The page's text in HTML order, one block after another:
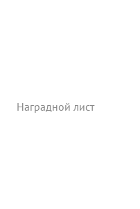
Наградной лист